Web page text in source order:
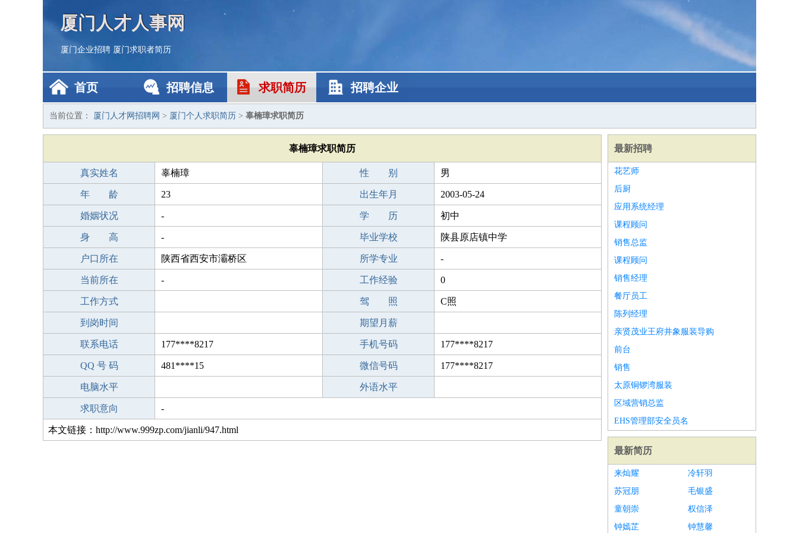
厦门人才人事网
厦门企业招聘 厦门求职者简历
首页 招聘信息 求职简历 招聘企业
当前位置： 厦门人才网招聘网 > 厦门个人求职简历 > 辜楠璋求职简历
辜楠璋求职简历
真实姓名 辜楠璋 性 别 男
年 龄 23 出生年月 2003-05-24
婚姻状况 - 学 历 初中
身 高 - 毕业学校 陕县原店镇中学
户口所在 陕西省西安市灞桥区 所学专业 -
当前所在 - 工作经验 0
工作方式 驾 照 C照
到岗时间 期望月薪
联系电话 177****8217 手机号码 177****8217
QQ 号 码 481****15 微信号码 177****8217
电脑水平 外语水平
求职意向 -
本文链接：http://www.999zp.com/jianli/947.html
最新招聘
花艺师
后厨
应用系统经理
课程顾问
销售总监
课程顾问
销售经理
餐厅员工
陈列经理
亲贤茂业王府井象服装导购
前台
销售
太原铜锣湾服装
区域营销总监
EHS管理部安全员名
最新简历
来灿耀
冷轩羽
苏冠朋
毛银盛
童朝崇
权信泽
钟嫣芷
钟慧馨